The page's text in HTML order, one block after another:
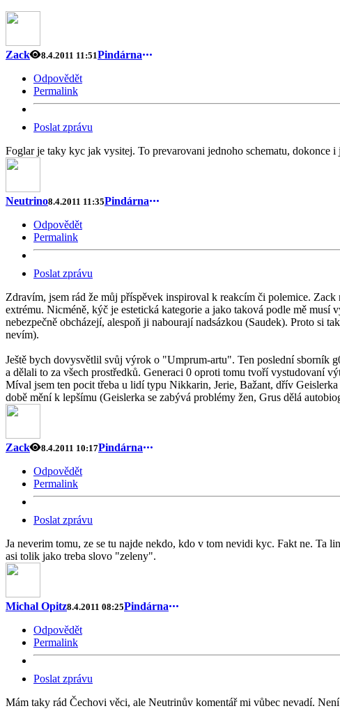
Zack 8.4.2011 11:51Pindárna
Odpovědět
Permalink
Poslat zprávu
Foglar je taky kyc jak vysitej. To prevarovani jednoho schematu, dokonce
Neutrino8.4.2011 11:35Pindárna
Odpovědět
Permalink
Poslat zprávu
Zdravím, jsem rád že můj příspěvek inspiroval k reakcím či polemice.
extrému. Nicméně, kýč je estetická kategorie a jako taková podle mě
nebezpečně obcházejí, alespoň ji nabourají nadsázkou (Saudek). Proto si
nevím).
Ještě bych dovysvětlil svůj výrok o "Umprum-artu". Ten poslední sborník
a dělali to za všech prostředků. Generaci 0 oproti tomu tvoří vystudovaní
Míval jsem ten pocit třeba u lidí typu Nikkarin, Jerie, Bažant, dřív
době mění k lepšímu (Geislerka se zabývá problémy žen, Grus dělá
Zack 8.4.2011 10:17Pindárna
Odpovědět
Permalink
Poslat zprávu
Ja neverim tomu, ze se tu najde nekdo, kdo v tom nevidi kyc. Fakt ne. Ta
asi tolik jako treba slovo "zeleny".
Michal Opitz8.4.2011 08:25Pindárna
Odpovědět
Permalink
Poslat zprávu
Mám taky rád Čechovi věci, ale Neutrinův komentář mi vůbec nevadí.